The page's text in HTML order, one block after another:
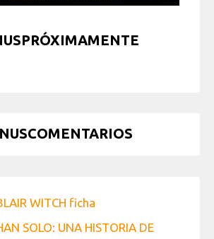
WITCH ficha
SOLO: UNA HISTORIA DE